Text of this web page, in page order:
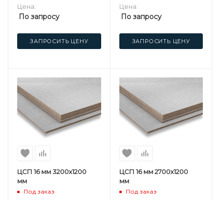
Цена:
По запросу
ЗАПРОСИТЬ ЦЕНУ
Цена:
По запросу
ЗАПРОСИТЬ ЦЕНУ
ЦСП 16 мм 3200х1200
мм
Под заказ
ЦСП 16 мм 2700х1200
мм
Под заказ